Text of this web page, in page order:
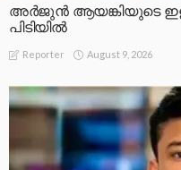
അർജുൻ ആയങ്കിയുടെ
പിടിയിൽ
Reporter August 9, 2026